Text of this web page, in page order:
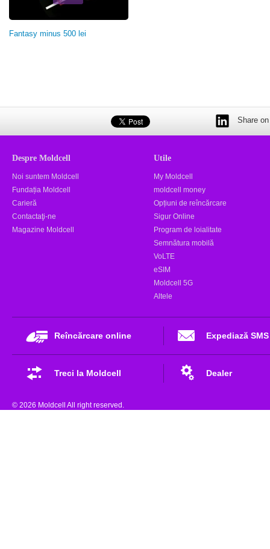
Fantasy minus 500 lei
Share
Despre Moldcell
Noi suntem Moldcell
Fundația Moldcell
Carieră
Contactaţi-ne
Magazine Moldcell
Utile
My Moldcell
moldcell money
Opțiuni de reîncărcare
Sigur Online
Program de loialitate
Semnătura mobilă
VoLTE
eSIM
Moldcell 5G
Altele
Reîncărcare online Expediază SMS
Treci la Moldcell Dealer
© 2026 Moldcell All right reserved.